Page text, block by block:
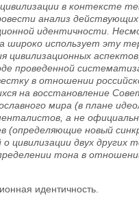
в контексте
анализ действующих
идентичности.
широко использует эту
цивилизационных
проведенной
в отношении
на восстановление
мира (в плане
а не
(определяющие новый
двух других
тона в
идентичность.